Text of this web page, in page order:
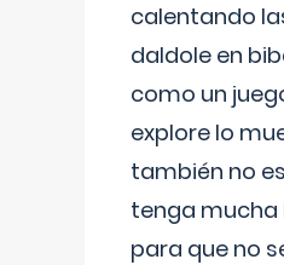
calentando
daldole en
como un
explore lo
también no
tenga
para que no